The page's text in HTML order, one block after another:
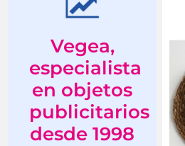
Vegea,
especialista
en objetos
publicitarios
desde 1998